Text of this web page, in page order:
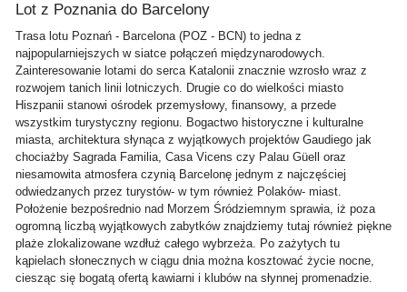
Lot z Poznania do Barcelony
Trasa lotu Poznań - Barcelona (POZ - BCN) to jedna z
najpopularniejszych w siatce połączeń międzynarodowych.
Zainteresowanie lotami do serca Katalonii znacznie wzrosło wraz z
rozwojem tanich linii lotniczych. Drugie co do wielkości miasto
Hiszpanii stanowi ośrodek przemysłowy, finansowy, a przede
wszystkim turystyczny regionu. Bogactwo historyczne i kulturalne
miasta, architektura słynąca z wyjątkowych projektów Gaudiego jak
chociażby Sagrada Familia, Casa Vicens czy Palau Güell oraz
niesamowita atmosfera czynią Barcelonę jednym z najczęściej
odwiedzanych przez turystów- w tym również Polaków- miast.
Położenie bezpośrednio nad Morzem Śródziemnym sprawia, iż poza
ogromną liczbą wyjątkowych zabytków znajdziemy tutaj również piękne
plaże zlokalizowane wzdłuż całego wybrzeża. Po zażytych tu
kąpielach słonecznych w ciągu dnia można kosztować życie nocne,
ciesząc się bogatą ofertą kawiarni i klubów na słynnej promenadzie.